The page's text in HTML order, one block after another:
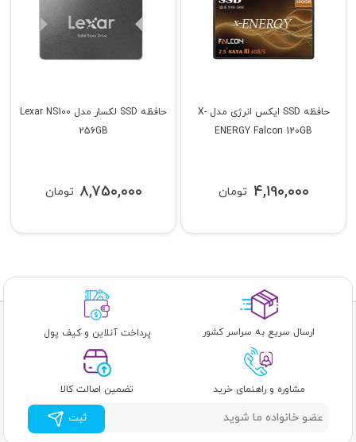
حافظه SSD لکسار مدل Lexar NS100
256GB
تومان 8,750,000
حافظه SSD ایکس انرژی مدل X-
ENERGY Falcon 120GB
تومان 4,190,000
ارسال سریع به سراسر کشور پرداخت آنلاین و کیف پول
مشاوره و راهنمای خرید تضمین اصالت کالا
ثبت